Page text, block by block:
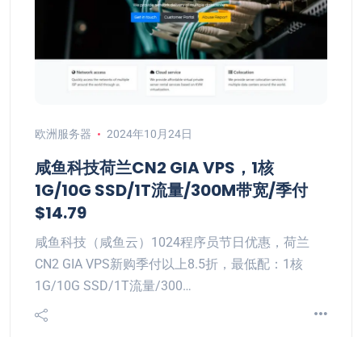
欧洲服务器 2024年10月24日
咸鱼科技荷兰CN2 GIA VPS，1核
1G/10G SSD/1T流量/300M带宽/季付
$14.79
咸鱼科技（咸鱼云）1024程序员节日优惠，荷兰
CN2 GIA VPS新购季付以上8.5折，最低配：1核
1G/10G SSD/1T流量/300…